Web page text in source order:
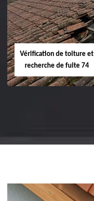
Vérification de toiture et
recherche de fuite 74